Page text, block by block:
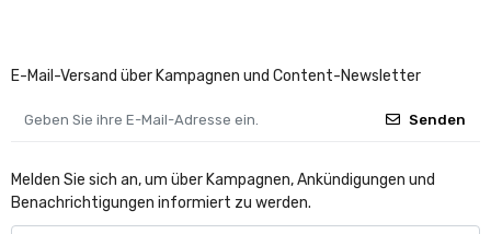
E-Mail-Versand über Kampagnen und Content-Newsletter
Senden
Melden Sie sich an, um über Kampagnen, Ankündigungen und
Benachrichtigungen informiert zu werden.